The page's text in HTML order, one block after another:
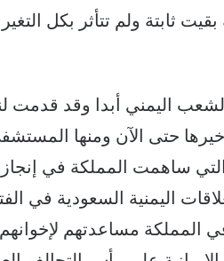
ثابتة ولم تتأثر بكل
اليمني أبدا وقد قدمت
حتى الآن ومنها
ساهمت المملكة في
اليمنية السعودية في
المملكة مساعدتهم